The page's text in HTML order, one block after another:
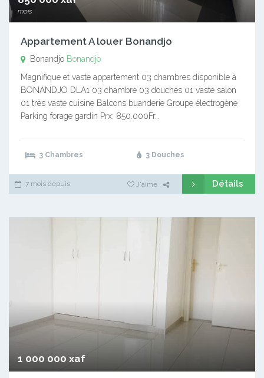
mois
Appartement A louer Bonandjo
Bonandjo Bonandjo
Magnifique et vaste appartement 03 chambres disponible à
BONANDJO DLA1 03 chambre 03 douches 01 vaste salon
01 très vaste cuisine Balcons buanderie Groupe électrogène
Parking forage gardin Prx: 850.000Fr…
3 Chambres 3 Douches
7 mois depuis J'aime Détails
1 000 000 xaf